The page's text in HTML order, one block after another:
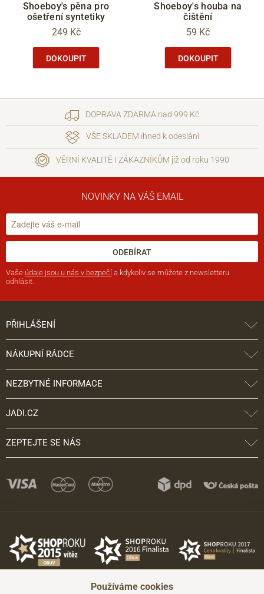
Shoeboy's pěna pro
ošetření syntetiky
249 Kč
DOKOUPIT
Shoeboy's houba na
čištění
59 Kč
DOKOUPIT
DOPRAVA ZDARMA nad 999 Kč
VŠE SKLADEM ihned k odeslání
VĚRNÍ KVALITĚ I ZÁKAZNÍKŮM již od roku 1990
NOVINKY NA VÁŠ EMAIL
ODEBÍRAT
Vaše údaje jsou u nás v bezpečí a kdykoliv se můžete z newsletteru
odhlásit.
PŘIHLÁŠENÍ
NÁKUPNÍ RÁDCE
NEZBYTNÉ INFORMACE
JADI.CZ
ZEPTEJTE SE NÁS
Používáme cookies